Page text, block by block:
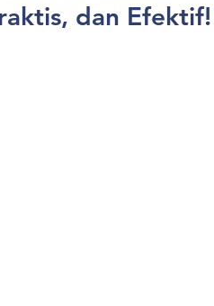
dan Efektif!